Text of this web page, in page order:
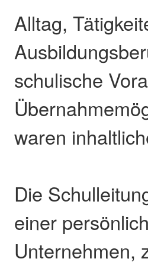
Alltag,
schulische
waren
Die
einer
Unternehmen,